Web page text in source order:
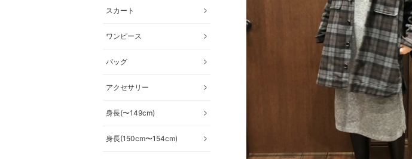
スカート
ワンピース
バッグ
アクセサリー
身長(〜149cm)
身長(150cm〜154cm)